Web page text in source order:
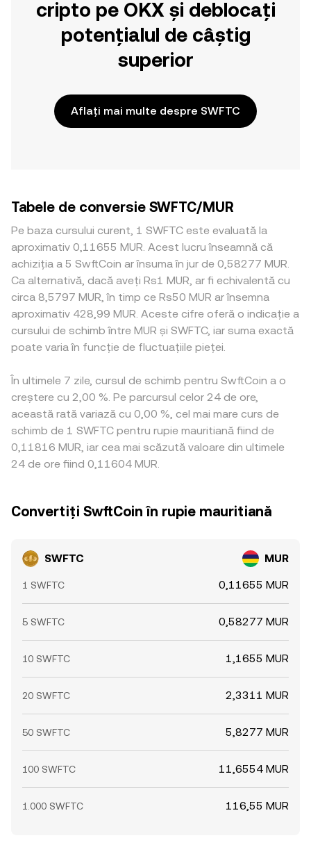
cripto pe OKX și deblocați
potențialul de câștig
superior
Aflați mai multe despre SWFTC
Tabele de conversie SWFTC/MUR
Pe baza cursului curent, 1 SWFTC este evaluată la
aproximativ 0,11655 MUR. Acest lucru înseamnă că
achiziția a 5 SwftCoin ar însuma în jur de 0,58277 MUR.
Ca alternativă, dacă aveți Rs1 MUR, ar fi echivalentă cu
circa 8,5797 MUR, în timp ce Rs50 MUR ar însemna
aproximativ 428,99 MUR. Aceste cifre oferă o indicație a
cursului de schimb între MUR și SWFTC, iar suma exactă
poate varia în funcție de fluctuațiile pieței.
În ultimele 7 zile, cursul de schimb pentru SwftCoin a o
creștere cu 2,00 %. Pe parcursul celor 24 de ore,
această rată variază cu 0,00 %, cel mai mare curs de
schimb de 1 SWFTC pentru rupie mauritiană fiind de
0,11816 MUR, iar cea mai scăzută valoare din ultimele
24 de ore fiind 0,11604 MUR.
Convertiți SwftCoin în rupie mauritiană
SWFTC MUR
1 SWFTC 0,11655 MUR
5 SWFTC 0,58277 MUR
10 SWFTC 1,1655 MUR
20 SWFTC 2,3311 MUR
50 SWFTC 5,8277 MUR
100 SWFTC 11,6554 MUR
1.000 SWFTC 116,55 MUR